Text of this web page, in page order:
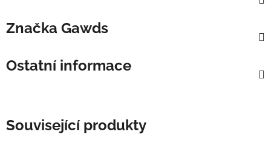
Značka Gawds
Ostatní informace
Související produkty